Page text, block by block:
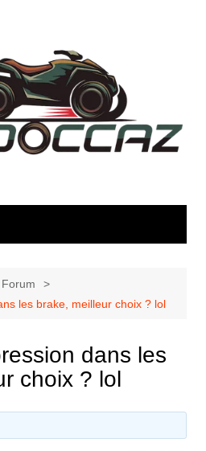
Forum
les brake, meilleur choix ? lol
dans les
choix ? lol